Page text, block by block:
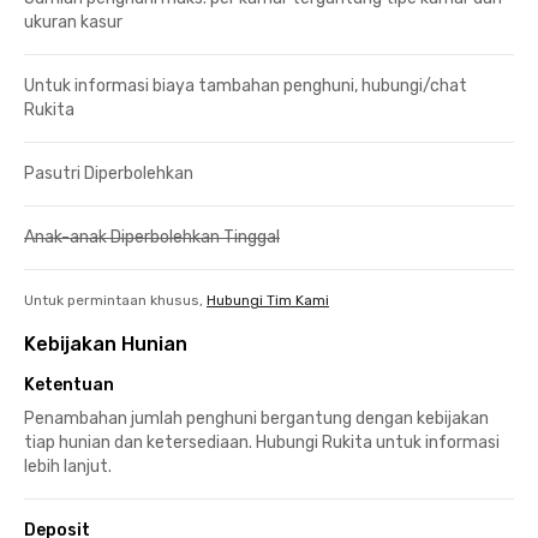
ukuran kasur
Untuk informasi biaya tambahan penghuni, hubungi/chat
Rukita
Pasutri Diperbolehkan
Anak-anak Diperbolehkan Tinggal
Untuk permintaan khusus, Hubungi Tim Kami
Kebijakan Hunian
Ketentuan
Penambahan jumlah penghuni bergantung dengan kebijakan
tiap hunian dan ketersediaan. Hubungi Rukita untuk informasi
lebih lanjut.
Deposit